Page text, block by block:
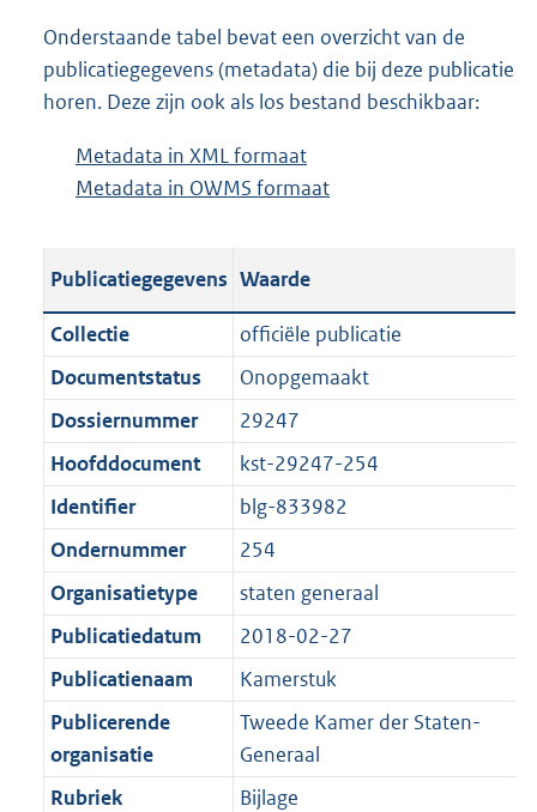
l
o
a
p
u
l
c
a
t
i
e
i
n
f
o
r
m
a
a
t
a
n
d
g
r
o
t
e
:
3
0
0
K
b
Onderstaande tabel bevat een overzicht van de
publicatiegegevens (metadata) die bij deze publicatie
horen. Deze zijn ook als los bestand beschikbaar:
Metadata in XML formaat
e
a
n
d
s
r
o
o
t
e
:
1
K
b
Metadata in OWMS formaat
a
n
d
g
r
o
t
t
e
:
1
K
b
Publicatiegegevens Waarde
Collectie
officiële publicatie
Documentstatus
Onopgemaakt
Dossiernummer
29247
Hoofddocument
kst-29247-254
Identifier
blg-833982
Ondernummer
254
Organisatietype
staten generaal
Publicatiedatum
2018-02-27
Publicatienaam
Kamerstuk
Publicerende
organisatie
Tweede Kamer der Staten-
Generaal
Rubriek
Bijlage